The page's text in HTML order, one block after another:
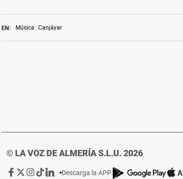
EN: Música Canjáyar
© LA VOZ DE ALMERÍA S.L.U. 2026
Ir
Ir
Ir Ir Ir
Descarga la APP: